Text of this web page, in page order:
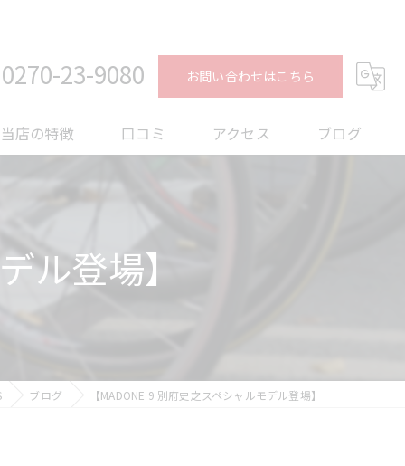
0270-23-9080 お問い合わせはこちら
当店の特徴
ィッティング
口コミ アクセス ブログ
ル登場】
ブログ 【MADONE 9 別府史之スペシャルモデル登場】